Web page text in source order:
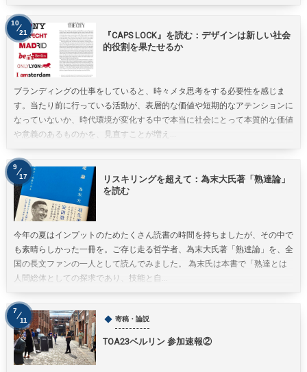
『CAPS LOCK』を読む：デザインは新しい社会
的役割を果たせるか
ブランディングの仕事をしていると、時々メタ思考をする必要性を感じま
す。当たり前に行っている活動が、表層的な価値や短期的なアテンションに
なっていないか、時代環境が変化する中で本当に社会にとって本質的な価値
や意義のあるものかを、見直すことが増え...
10
21
リスキリングを超えて：為末大氏著「熟達論」
を読む
今年の夏はインプットのためたくさん読書の時間を持ちましたが、その中で
も素晴らしかった一冊を。ご存じ走る哲学者、為末大氏著「熟達論」を、全
国の長文ファンの一人として読んでみました。 為末氏は本書で「熟達とは
人間総体としての探求であり、技能と自...
9
17
寄稿・論説
TOA23ベルリン 参加速報②
7
11